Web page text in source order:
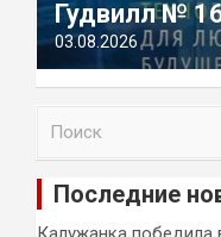
Гудвилл №
03.08.2026
и
Последние